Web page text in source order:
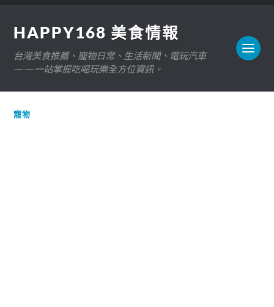
HAPPY168 美食情報
台灣美食推薦、寵物日常、生活新聞、電玩汽車
——一站掌握吃喝玩樂全方位資訊。
寵物